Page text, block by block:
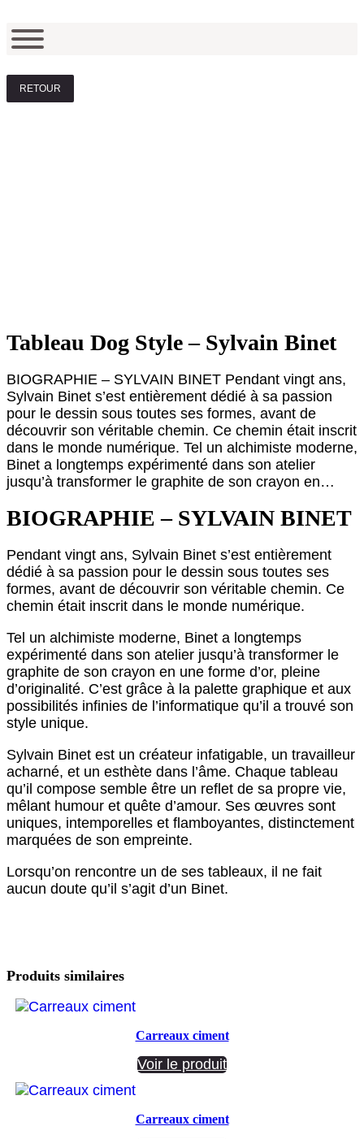
RETOUR
Tableau Dog Style – Sylvain Binet
BIOGRAPHIE – SYLVAIN BINET Pendant vingt ans,
Sylvain Binet s’est entièrement dédié à sa passion
pour le dessin sous toutes ses formes, avant de
découvrir son véritable chemin. Ce chemin était inscrit
dans le monde numérique. Tel un alchimiste moderne,
Binet a longtemps expérimenté dans son atelier
jusqu’à transformer le graphite de son crayon en…
BIOGRAPHIE – SYLVAIN BINET
Pendant vingt ans, Sylvain Binet s’est entièrement
dédié à sa passion pour le dessin sous toutes ses
formes, avant de découvrir son véritable chemin. Ce
chemin était inscrit dans le monde numérique.
Tel un alchimiste moderne, Binet a longtemps
expérimenté dans son atelier jusqu’à transformer le
graphite de son crayon en une forme d’or, pleine
d’originalité. C’est grâce à la palette graphique et aux
possibilités infinies de l’informatique qu’il a trouvé son
style unique.
Sylvain Binet est un créateur infatigable, un travailleur
acharné, et un esthète dans l’âme. Chaque tableau
qu’il compose semble être un reflet de sa propre vie,
mêlant humour et quête d’amour. Ses œuvres sont
uniques, intemporelles et flamboyantes, distinctement
marquées de son empreinte.
Lorsqu’on rencontre un de ses tableaux, il ne fait
aucun doute qu’il s’agit d’un Binet.
Produits similaires
Carreaux ciment
Voir le produit
Carreaux ciment